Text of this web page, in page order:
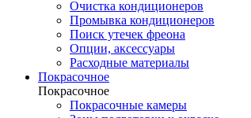
Очистка кондиционеров
Промывка кондиционеров
Поиск утечек фреона
Опции, аксессуары
Расходные материалы
Покрасочное
Покрасочное
Покрасочные камеры